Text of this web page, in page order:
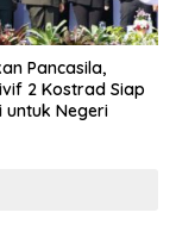
Pancasila,
2 Kostrad Siap
untuk Negeri